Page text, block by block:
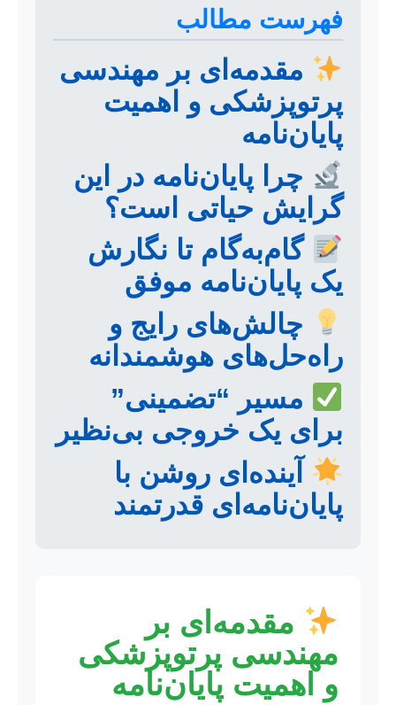
فهرست مطالب
مقدمه‌ای بر مهندسی
پرتوپزشکی و اهمیت
پایان‌نامه
چرا پایان‌نامه در این
گرایش حیاتی است؟
گام‌به‌گام تا نگارش
یک پایان‌نامه موفق
چالش‌های رایج و
راه‌حل‌های هوشمندانه
مسیر “تضمینی”
برای یک خروجی بی‌نظیر
آینده‌ای روشن با
پایان‌نامه‌ای قدرتمند
مقدمه‌ای بر
مهندسی پرتوپزشکی
و اهمیت پایان‌نامه